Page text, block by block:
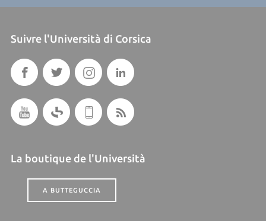
Suivre l'Università di Corsica
La boutique de l'Università
A BUTTEGUCCIA